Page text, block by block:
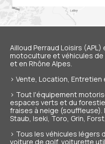
Ailloud Perraud Loisirs
motoculture et véhicules de
et en Rhône Alpes.
> Vente, Location, Entretien
> Tout l'équipement
espaces verts et du
fraises à neige (souffleuse).
Staub, Iseki, Toro, Grin,
> Tous les véhicules légers
voiture de golf, voiturette